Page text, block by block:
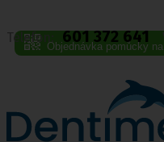
Telefon: 601 372 641
Objednávka pomůcky